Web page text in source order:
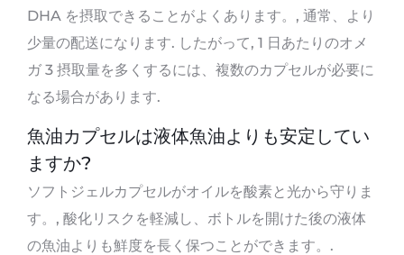
DHA を摂取できることがよくあります。, 通常、より
少量の配送になります. したがって, 1 日あたりのオメ
ガ 3 摂取量を多くするには、複数のカプセルが必要に
なる場合があります.
魚油カプセルは液体魚油よりも安定してい
ますか?
ソフトジェルカプセルがオイルを酸素と光から守りま
す。, 酸化リスクを軽減し、ボトルを開けた後の液体
の魚油よりも鮮度を長く保つことができます。.